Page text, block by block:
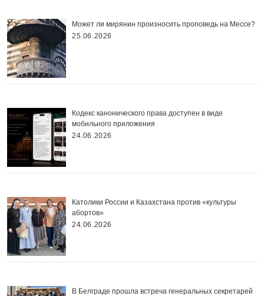
Может ли мирянин произносить проповедь на Мессе?
25.06.2026
Кодекс канонического права доступен в виде
мобильного приложения
24.06.2026
Католики России и Казахстана против «культуры
абортов»
24.06.2026
В Белграде прошла встреча генеральных секретарей